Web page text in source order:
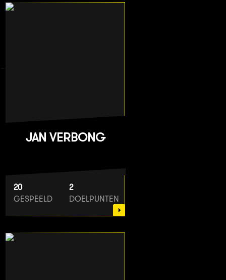
JAN VERBONG
20
GESPEELD
2
DOELPUNTEN